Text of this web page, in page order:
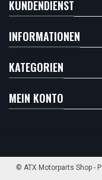
KUNDENDIENST
INFORMATIONEN
KATEGORIEN
MEIN KONTO
© ATX Motorparts Shop -